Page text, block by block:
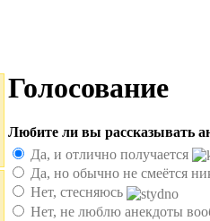
Голосование
Любите ли вы рассказывать
Да, и отлично получается
Да, но обычно не смеётся
Нет, стесняюсь
Нет, не люблю анекдоты